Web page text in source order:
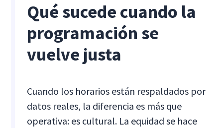
Qué sucede cuando la
programación se
vuelve justa
Cuando los horarios están respaldados por
datos reales, la diferencia es más que
operativa: es cultural. La equidad se hace